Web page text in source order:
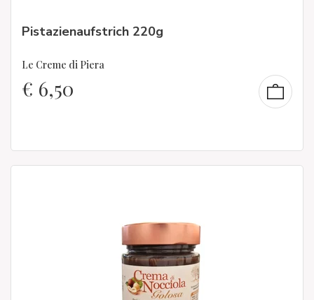
Pistazienaufstrich 220g
Le Creme di Piera
€ 6,50